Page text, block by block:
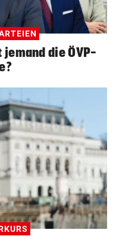
jemand die ÖVP-